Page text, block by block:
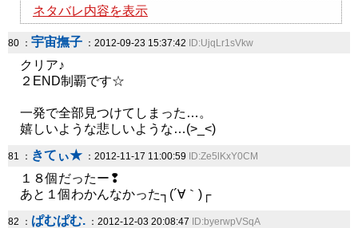
ネタバレ内容を表示
80 ： 宇宙撫子 ：2012-09-23 15:37:42 ID:UjqLr1sVkw
クリア♪
２END制覇です☆
一発で全部見つけてしまった…。
嬉しいような悲しいような…(>_<)
81 ： きてぃ★ ：2012-11-17 11:00:59 ID:Ze5lKxY0CM
１８個だったー❢
あと１個わかんなかった┐(´∀｀)┌
82 ： ぱむぱむ. ：2012-12-03 20:08:47 ID:byerwpVSqA